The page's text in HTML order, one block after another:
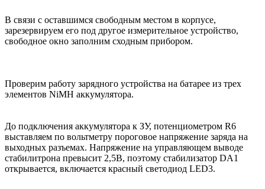
В связи с оставшимся свободным местом в корпусе,
зарезервируем его под другое измерительное устройство,
свободное окно заполним сходным прибором.
Проверим работу зарядного устройства на батарее из трех
элементов NiMH аккумулятора.
До подключения аккумулятора к ЗУ, потенциометром R6
выставляем по вольтметру пороговое напряжение заряда на
выходных разъемах. Напряжение на управляющем выводе
стабилитрона превысит 2,5В, поэтому стабилизатор DA1
открывается, включается красный светодиод LED3.